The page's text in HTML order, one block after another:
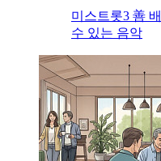
미스트롯3 善
수 있는 음악